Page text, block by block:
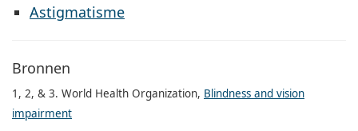
Astigmatisme
Bronnen
1, 2, & 3. World Health Organization, Blindness and vision
impairment